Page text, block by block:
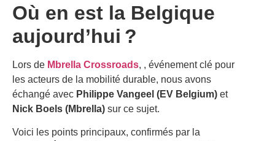
Où en est la Belgique
aujourd’hui ?
Lors de Mbrella Crossroads, , événement clé pour
les acteurs de la mobilité durable, nous avons
échangé avec Philippe Vangeel (EV Belgium) et
Nick Boels (Mbrella) sur ce sujet.
Voici les points principaux, confirmés par la